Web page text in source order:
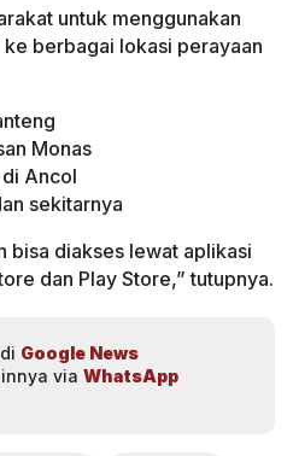
untuk menggunakan
ke berbagai lokasi perayaan
Monas
Ancol
sekitarnya
bisa diakses lewat aplikasi
dan Play Store,” tutupnya.
Google News
via WhatsApp